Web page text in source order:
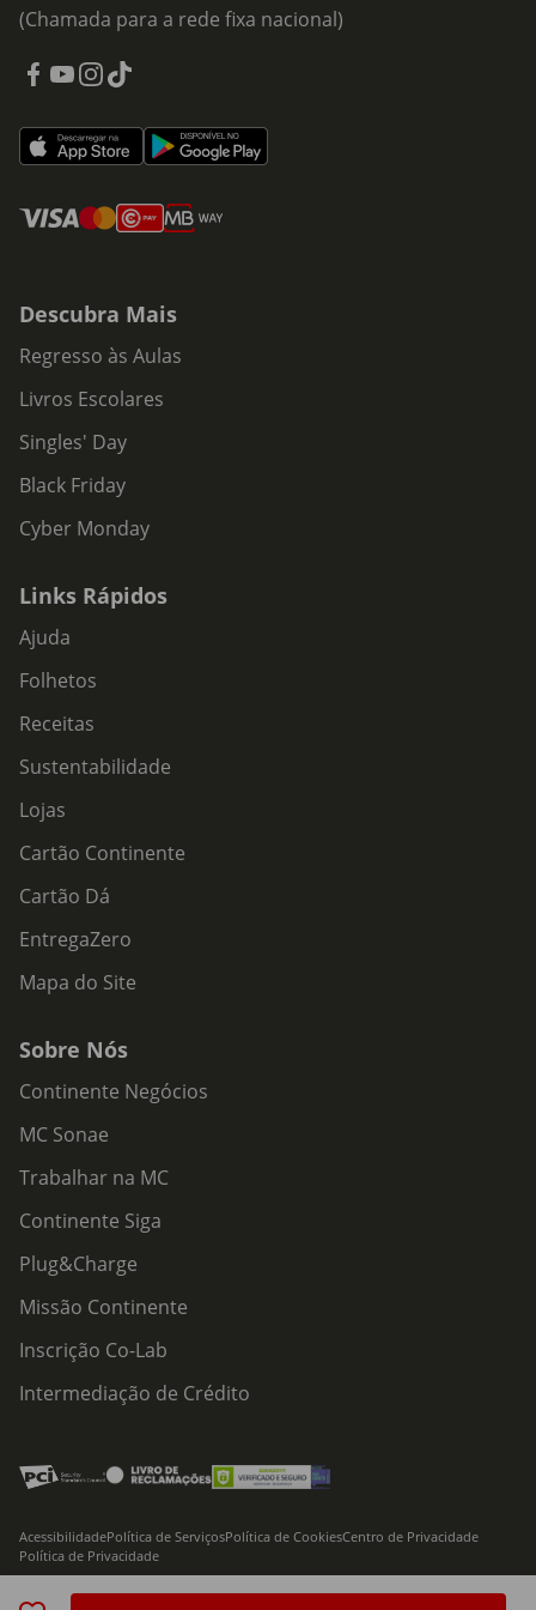
(Chamada para a rede fixa nacional)
Descubra Mais
Regresso às Aulas
Livros Escolares
Singles' Day
Black Friday
Cyber Monday
Links Rápidos
Ajuda
Folhetos
Receitas
Sustentabilidade
Lojas
Cartão Continente
Cartão Dá
EntregaZero
Mapa do Site
Sobre Nós
Continente Negócios
MC Sonae
Trabalhar na MC
Continente Siga
Plug&Charge
Missão Continente
Inscrição Co-Lab
Intermediação de Crédito
AcessibilidadePolítica de ServiçosPolítica de CookiesCentro de Privacidade
Política de Privacidade